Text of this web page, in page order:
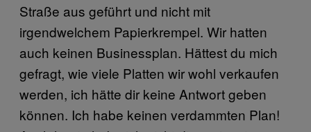
Straße aus geführt und nicht mit
irgendwelchem Papierkrempel. Wir hatten
auch keinen Businessplan. Hättest du mich
gefragt, wie viele Platten wir wohl verkaufen
werden, ich hätte dir keine Antwort geben
können. Ich habe keinen verdammten Plan!